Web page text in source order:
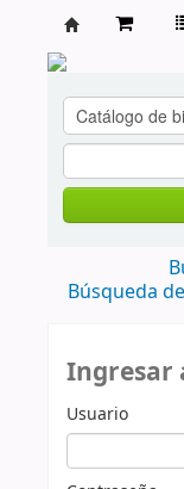
cendoc
Búsqueda
Ingresar
Usuario